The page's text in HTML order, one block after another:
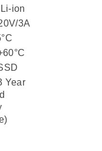
ion
3A
Year